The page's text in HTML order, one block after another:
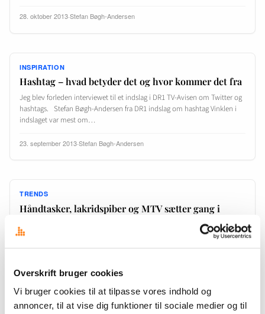
Overskrift bruger cookies
Vi bruger cookies til at tilpasse vores indhold og
annoncer, til at vise dig funktioner til sociale medier og til
28. oktober 2013·Stefan Bøgh-Andersen
INSPIRATION
Hashtag – hvad betyder det og hvor kommer det fra
Jeg blev forleden interviewet til et indslag i DR1 TV-Avisen om Twitter og
hashtags. Stefan Bøgh-Andersen fra DR1 indslag om hashtag Vinklen i
indslaget var mest om…
23. september 2013·Stefan Bøgh-Andersen
TRENDS
Håndtasker, lakridspiber og MTV sætter gang i
Antallet af danske twittere er steget markant. Vi nærmer os 200.000
danske Twitterbrugere, ifølge tal fra overskrift.dk. (Dette indlæg har været